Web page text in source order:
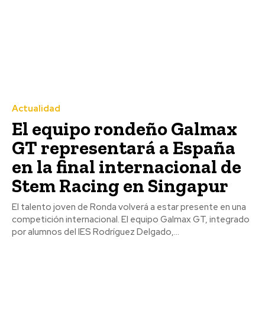
Actualidad
El equipo rondeño Galmax
GT representará a España
en la final internacional de
Stem Racing en Singapur
El talento joven de Ronda volverá a estar presente en una
competición internacional. El equipo Galmax GT, integrado
por alumnos del IES Rodríguez Delgado,...